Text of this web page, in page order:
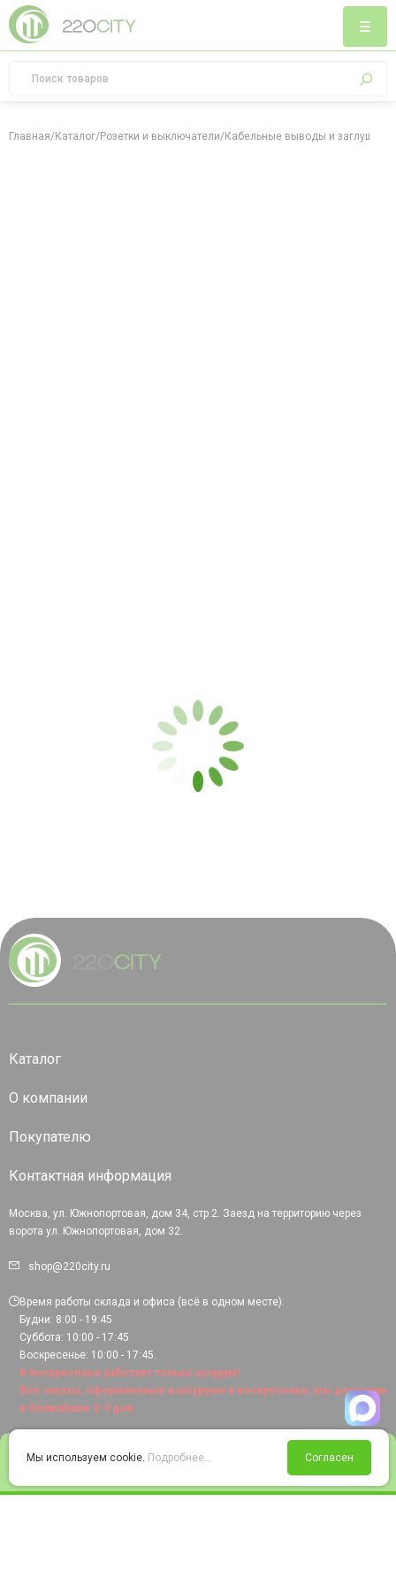
Войти Избранное Корзина
Главная/Каталог/Розетки и выключатели/Кабельные выводы и заглушки
Каталог
О компании
Покупателю
Контактная информация
Москва, ул. Южнопортовая, дом 34, стр.2. Заезд на территорию через
ворота ул. Южнопортовая, дом 32.
shop@220city.ru
Время работы склада и офиса (всё в одном месте):
Будни: 8:00 - 19:45
Суббота: 10:00 - 17:45
Воскресенье: 10:00 - 17:45.
В воскресенье работает только шоурум!
Все заказы, оформленные в шоуруме в воскресенье, мы доставим
в ближайшие 2-3 дня.
Мы используем cookie. Подробнее... Согласен